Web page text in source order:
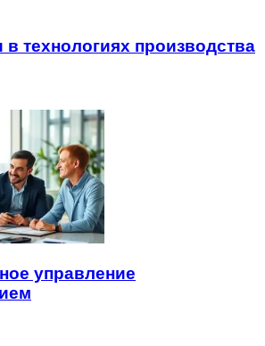
технологиях производства
управление